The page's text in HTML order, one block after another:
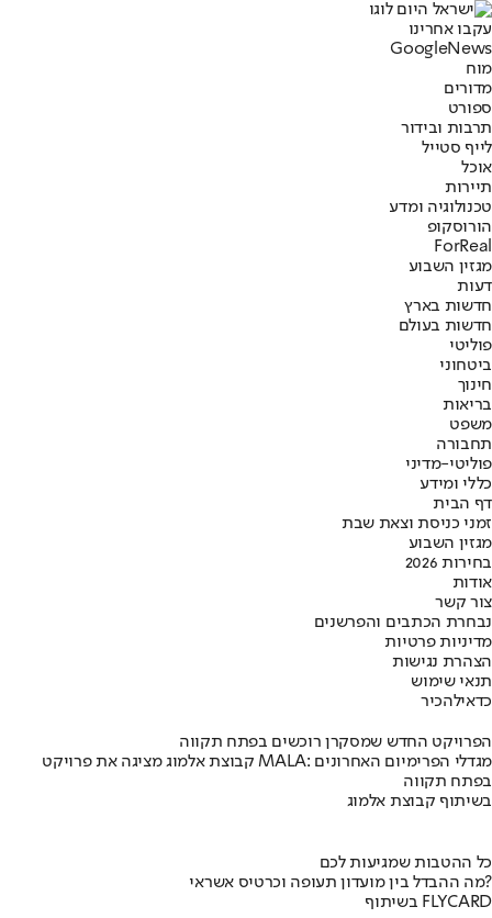
עקבו אחרינו
Googl eNews
מוח
מדורים
ספורט
תרבות ובידור
לייף סטייל
אוכל
תיירות
טכנולוגיה ומדע
הורוסקופ
ForReal
מגזין השבוע
דעות
חדשות בארץ
חדשות בעולם
פוליטי
ביטחוני
חינוך
בריאות
משפט
תחבורה
פוליטי-מדיני
כללי ומידע
דף הבית
זמני כניסת וצאת שבת
מגזין השבוע
בחירות 2026
אודות
צור קשר
נבחרת הכתבים והפרשנים
מדיניות פרטיות
הצהרת נגישות
תנאי שימוש
כדאילהכיר
הפרויקט החדש שמסקרן רוכשים בפתח תקווה
קבוצת אלמוג מציגה את פרויקט MALA: מגדלי הפרימיום האחרונים
בפתח תקווה
בשיתוף קבוצת אלמוג
כל ההטבות שמגיעות לכם
מה ההבדל בין מועדון תעופה וכרטיס אשראי?
בשיתוף FLYCARD